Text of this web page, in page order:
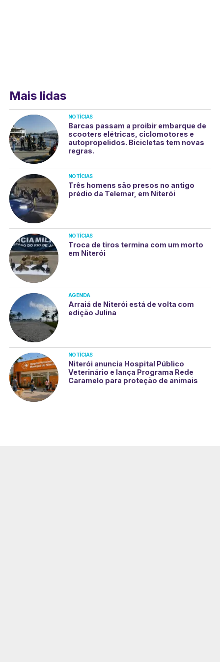
Mais lidas
NOTÍCIAS
Barcas passam a proibir embarque de
scooters elétricas, ciclomotores e
autopropelidos. Bicicletas tem novas
regras.
NOTÍCIAS
Três homens são presos no antigo
prédio da Telemar, em Niterói
NOTÍCIAS
Troca de tiros termina com um morto
em Niterói
AGENDA
Arraiá de Niterói está de volta com
edição Julina
NOTÍCIAS
Niterói anuncia Hospital Público
Veterinário e lança Programa Rede
Caramelo para proteção de animais